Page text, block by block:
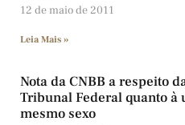
12 de maio de 2011
Leia Mais »
Nota da CNBB a respeito
Tribunal Federal quanto à
mesmo sexo